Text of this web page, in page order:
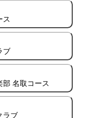
ス
ブ
部 名取コース
ラブ